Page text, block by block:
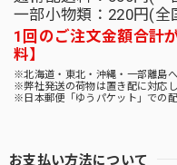
一部小物類：220円(全
1回のご注文金額合計
料】
※北海道・東北・沖縄・一部離島
※弊社発送の荷物は置き配に対応し
※日本郵便「ゆうパケット」での
お支払い方法について